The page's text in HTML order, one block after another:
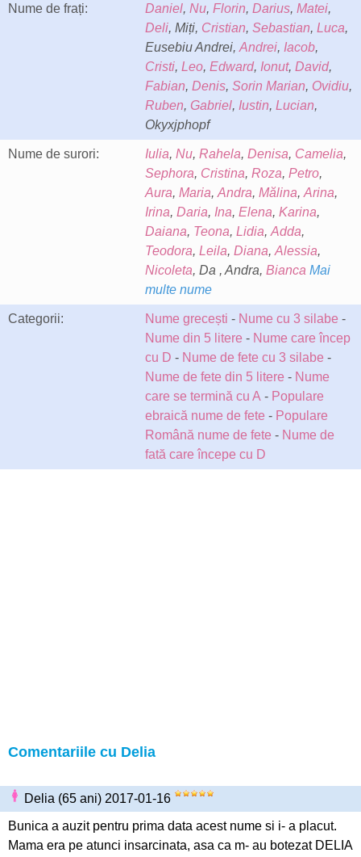
Nume de frați: Daniel, Nu, Florin, Darius, Matei,
Deli, Miți, Cristian, Sebastian, Luca,
Eusebiu Andrei, Andrei, Iacob,
Cristi, Leo, Edward, Ionut, David,
Fabian, Denis, Sorin Marian, Ovidiu,
Ruben, Gabriel, Iustin, Lucian,
Okyxjphopf
Nume de surori: Iulia, Nu, Rahela, Denisa, Camelia,
Sephora, Cristina, Roza, Petro,
Aura, Maria, Andra, Mălina, Arina,
Irina, Daria, Ina, Elena, Karina,
Daiana, Teona, Lidia, Adda,
Teodora, Leila, Diana, Alessia,
Nicoleta, Da , Andra, Bianca Mai
multe nume
Categorii: Nume grecești - Nume cu 3 silabe -
Nume din 5 litere - Nume care încep
cu D - Nume de fete cu 3 silabe -
Nume de fete din 5 litere - Nume
care se termină cu A - Populare
ebraică nume de fete - Populare
Română nume de fete - Nume de
fată care începe cu D
Comentariile cu Delia
Delia (65 ani) 2017-01-16
Bunica a auzit pentru prima data acest nume si i- a placut.
Mama era pe atunci insarcinata, asa ca m- au botezat DELIA